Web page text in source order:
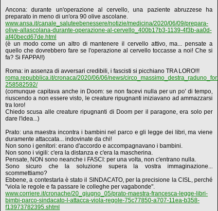
Ancona: durante un'operazione al cervello, una paziente abruzzese ha
preparato in meno di un'ora 90 olive ascolane.
www.ansa.it/canale_saluteebenessere/notizie/medicina/2020/06/09/prepara-
olive-allascolana-durante-operazione-al-cervello_400b17b3-1139-4f3b-aa0d-
af40becd67de.html
(è un modo come un altro di mantenere il cervello attivo, ma... pensate a
quello che dovrebbero fare se l'operazione al cervello toccasse a noi! Che si
fa? Si FAPPA!!)
Roma: in assenza di avversari credibili, i fascisti si picchiano TRA LORO!!!
roma.repubblica.it/cronaca/2020/06/06/news/
258582592/
(comunque capitava anche in Doom: se non facevi nulla per un po' di tempo,
riuscendo a non essere visto, le creature ripugnanti iniziavano ad ammazzarsi
tra loro!
Chiedo scusa alle creature ripugnanti di Doom per il paragone, era solo per
dare l'idea...)
Prato: una maestra incontra i bambini nel parco e gli legge dei libri, ma viene
duramente attaccata... indovinate da chi!
Non sono i genitori: erano d'accordo e accompagnavano i bambini.
Non sono i vigili: c'era la distanza e c'era la mascherina.
Pensate, NON sono neanche i FASCI: per una volta, non c'entrano nulla.
Sono sicuro che la soluzione supera la vostra immaginazione...
scommettiamo?
Ebbene, a contestarla è stato il SINDACATO, per la precisione la CISL, perché
"viola le regole e fa passare le colleghe per vagabonde".
www.corriere.it/cronache/20_giugno_05/prato-maestra-francesca-legge-libri-
bimbi-parco-sindacato-l-attacca-viola-regole-75c77850-a707-11ea-b358-
f13973782395.shtml